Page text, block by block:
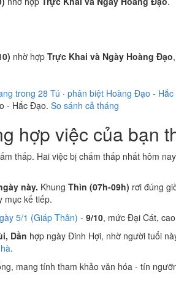
nhờ hợp Trực Khai và Ngày Hoàng Đạo
trong 28 Tú · phân biệt Hoàng Đạo -
- Hắc Đạo. So sánh cả tháng
hợp việc của bạn
thấp. Hai việc bị chấm thấp nhất hôm
này. Khung Thìn (07h-09h) rơi đúng
mục kế tiếp.
5/1 (Giáp Thân) - 9/10, mức Đại Cát,
Dần hợp ngày Đinh Hợi, nhờ người tuổi
.
mang tính tham khảo văn hóa - tín